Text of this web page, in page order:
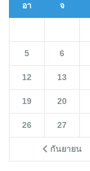
อา จ
กันยายน
5 6
12 13
19 20
26 27